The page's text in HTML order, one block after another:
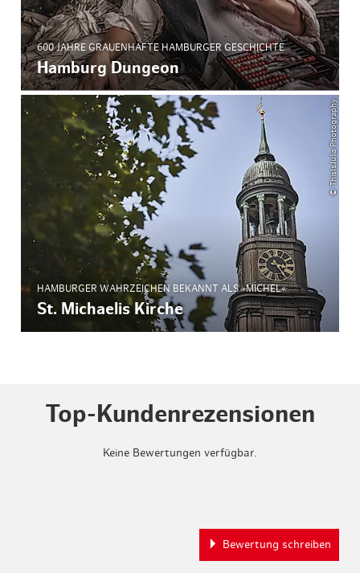
600 JAHRE GRAUENHAFTE HAMBURGER GESCHICHTE
Hamburg Dungeon
© ThisIsJulia Photography
HAMBURGER WAHRZEICHEN BEKANNT ALS »MICHEL«
St. Michaelis Kirche
Top-Kundenrezensionen
Keine Bewertungen verfügbar.
Bewertung schreiben